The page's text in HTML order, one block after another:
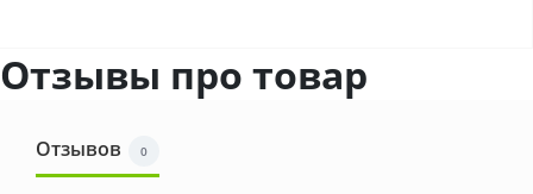
Отзывы про товар
Отзывов 0